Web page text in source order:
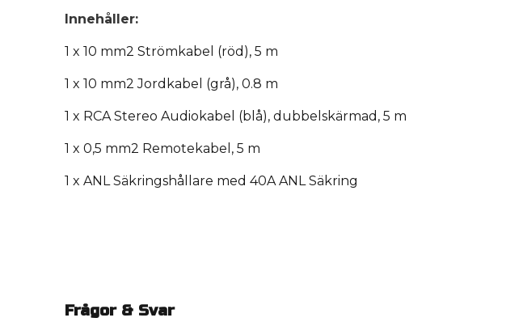
Innehåller:
1 x 10 mm2 Strömkabel (röd), 5 m
1 x 10 mm2 Jordkabel (grå), 0.8 m
1 x RCA Stereo Audiokabel (blå), dubbelskärmad, 5 m
1 x 0,5 mm2 Remotekabel, 5 m
1 x ANL Säkringshållare med 40A ANL Säkring
Frågor & Svar